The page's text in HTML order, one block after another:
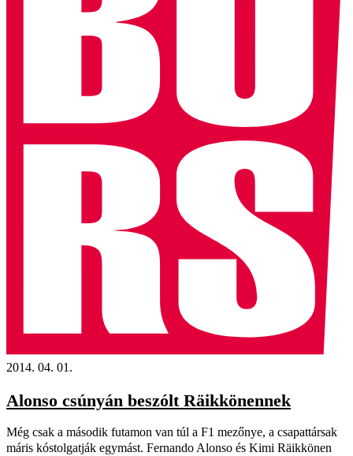
2014. 04. 01.
Alonso csúnyán beszólt Räikkönennek
Még csak a második futamon van túl a F1 mezőnye, a csapattársak
máris kóstolgatják egymást. Fernando Alonso és Kimi Räikkönen